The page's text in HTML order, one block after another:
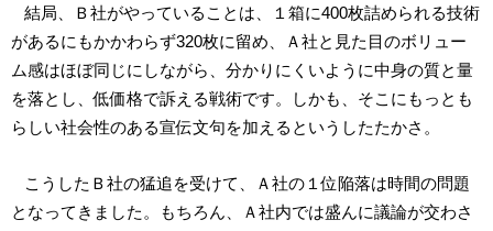
結局、Ｂ社がやっていることは、１箱に400枚詰められる技術
があるにもかかわらず320枚に留め、Ａ社と見た目のボリュー
ム感はほぼ同じにしながら、分かりにくいように中身の質と量
を落とし、低価格で訴える戦術です。しかも、そこにもっとも
らしい社会性のある宣伝文句を加えるというしたたかさ。
こうしたＢ社の猛追を受けて、Ａ社の１位陥落は時間の問題
となってきました。もちろん、Ａ社内では盛んに議論が交わさ